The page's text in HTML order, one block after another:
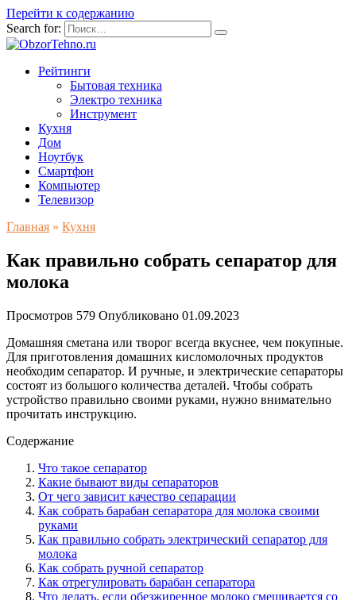
Перейти к содержанию
Search for:
Рейтинги
Бытовая техника
Электро техника
Инструмент
Кухня
Дом
Ноутбук
Смартфон
Компьютер
Телевизор
Главная » Кухня
Как правильно собрать сепаратор для
молока
Просмотров 579 Опубликовано 01.09.2023
Домашняя сметана или творог всегда вкуснее, чем покупные.
Для приготовления домашних кисломолочных продуктов
необходим сепаратор. И ручные, и электрические сепараторы
состоят из большого количества деталей. Чтобы собрать
устройство правильно своими руками, нужно внимательно
прочитать инструкцию.
Содержание
Что такое сепаратор
Какие бывают виды сепараторов
От чего зависит качество сепарации
Как собрать барабан сепаратора для молока своими
руками
Как правильно собрать электрический сепаратор для
молока
Как собрать ручной сепаратор
Как отрегулировать барабан сепаратора
Что делать, если обезжиренное молоко смешивается со